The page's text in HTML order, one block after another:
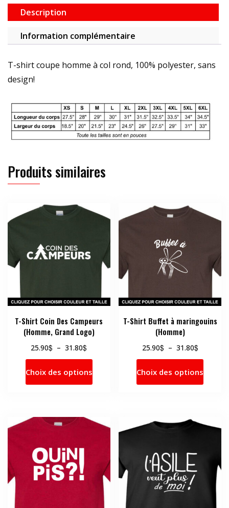
100%
polyester,
Homme
(blank)
Description
Information complémentaire
T-shirt coupe homme à col rond, 100% polyester, sans
design!
Produits similaires
T-Shirt Coin Des Campeurs
(Homme, Grand Logo)
25.90$ – 31.80$
de
25.90$
à
Choix des options
Ce
produit
a
Les
options
choisies
sur
T-Shirt Buffet à maringouins
(Homme)
25.90$ – 31.80$Plage
de
25.90$
à
Choix des options
Ce
a
Les
sur